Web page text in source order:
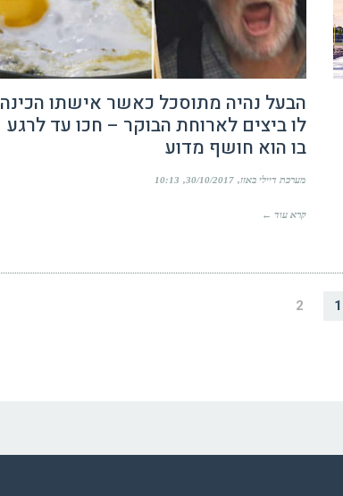
הבעל נהיה מתוסכל כאשר אישתו הכינה
לו ביצים לארוחת הבוקר – חכו עד לרגע
בו הוא חושף מדוע
מערכת דיילי באזז 30/10/2017
10:13
קרא עוד ←
1
2